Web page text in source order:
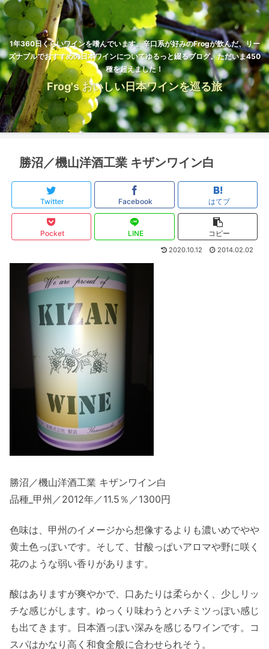
1年360日くらいワインを嗜んでいます。辛口系が好みのFrogが飲んだ、リー
ズナブルでおすすめの日本ワインについてゆるっと綴るブログ。ただいま450
種を超えました！
Frog's おいしい日本ワインを巡る旅
勝沼／機山洋酒工業 キザンワイン白
Twitter Facebook はてブ
Pocket LINE コピー
2020.10.12 2014.02.02
勝沼／機山洋酒工業 キザンワイン白
品種_甲州／2012年／11.5％／1300円
色味は、甲州のイメージから想像するよりも濃いめでやや
黄土色っぽいです。そして、甘酸っぱいアロマや野に咲く
花のような弱い香りがあります。
酸はありますが爽やかで、口あたりは柔らかく、少しリッ
チな感じがします。ゆっくり味わうとハチミツっぽい感じ
も出てきます。日本酒っぽい深みを感じるワインです。コ
スパはかなり高く和食全般に合わせられそう。